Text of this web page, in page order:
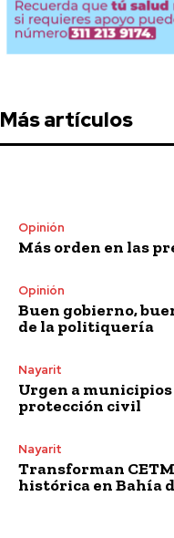
Más artículos
Opinión
Más orden en las
Opinión
Buen gobierno,
de la politiquería
Nayarit
Urgen a
protección civil
Nayarit
Transforman
histórica en Bahía